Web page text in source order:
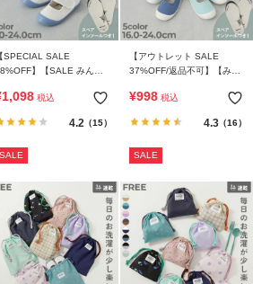
【SPECIAL SALE
】【SALE みんつ
でサイズ調整できる 上履
1,098 税込
4.2（15）
SALE
【アウトレット SALE
37%OFF/返品不可】【みん
れが目立たない カラー上履
¥998 税込
4.3（16）
SALE